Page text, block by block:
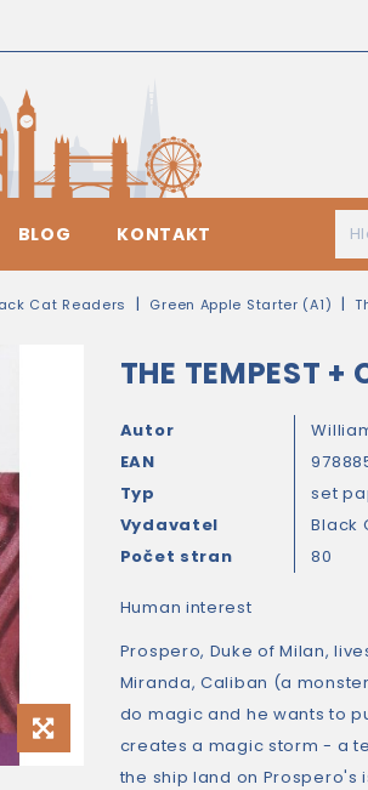
BLOG KONTAKT
Cat Readers Green Apple Starter (A1)
THE TEMPEST +
Autor
EAN
Typ
set
Vydavatel
Black
Počet stran
80
Human interest
Prospero, Duke of Milan,
Miranda, Caliban (a
do magic and he wants to
creates a magic storm - a
the ship land on Prospero's